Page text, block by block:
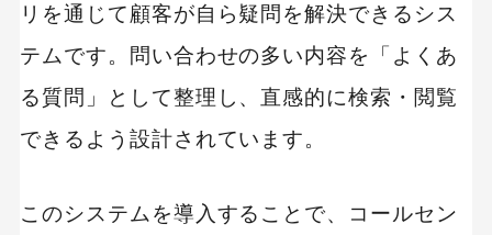
リを通じて顧客が自ら疑問を解決できるシス
テムです。問い合わせの多い内容を「よくあ
る質問」として整理し、直感的に検索・閲覧
できるよう設計されています。
このシステムを導入することで、コールセン